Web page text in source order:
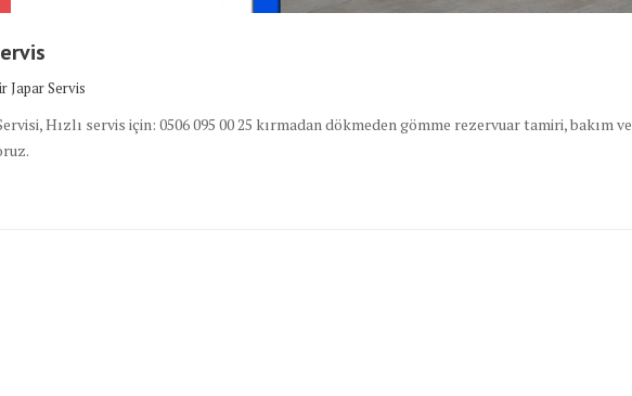
Japar Servis
Hızlı servis için: 0506 095 00 25 kırmadan dökmeden gömme rezervuar tamiri, bakım ve